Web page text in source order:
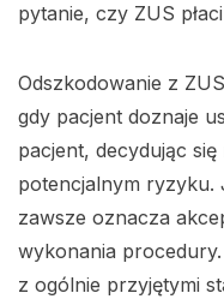
pytanie, czy ZUS
Odszkodowanie z
gdy pacjent doznaje
pacjent, decydując
potencjalnym ryzyku.
zawsze oznacza
wykonania
z ogólnie przyjętymi